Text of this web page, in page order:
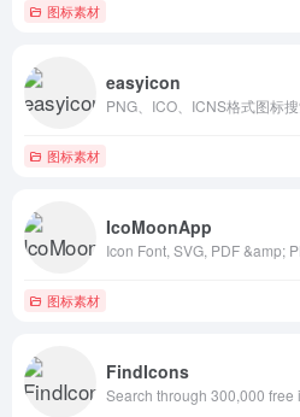
图标素材
easyicon
PNG、ICO、ICNS格式图标
图标素材
IcoMoonApp
Icon Font, SVG, PDF &amp;
图标素材
FindIcons
Search through 300,000 free